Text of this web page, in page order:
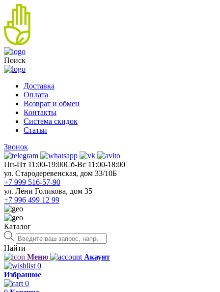
Поиск
Доставка
Оплата
Возврат и обмен
Контакты
Система скидок
Статьи
Звонок
Пн-Пт 11:00-19:00Cб-Вс 11:00-18:00
ул. Стародеревенская, дом 33/10Б
+7 999 516-57-90
ул. Лёни Голикова, дом 35
+7 996 499 12 99
Каталог
Поиск
товаров
Найти
Меню
Акаунт
0
Избранное
0